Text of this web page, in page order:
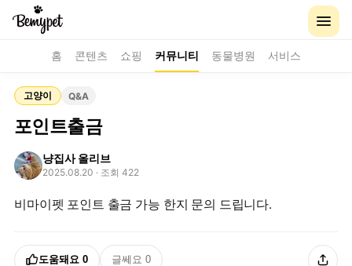
홈 콘텐츠 쇼핑 커뮤니티 동물병원 서비스
고양이 Q&A
포인트출금
냥집사 올리브
2025.08.20 · 조회 422
비마이펫 포인트 출금 가능 한지 문의 드립니다.
도움돼요 0 글쎄요 0